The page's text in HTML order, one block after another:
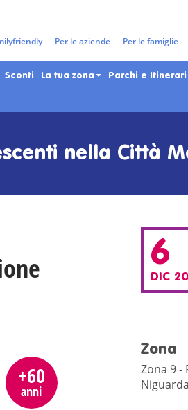
Per le aziende Per le famiglie
Sconti La tua zona Parchi e Itinerari
nella Città
+60
anni
6
DIC
Zona
Zona 9 -